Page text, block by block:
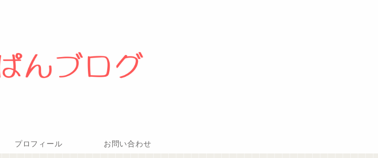
プロフィール お問い合わせ